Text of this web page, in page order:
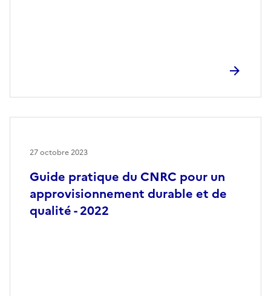
Guide pratique du CNRC pour un
approvisionnement durable et de
qualité - 2022
27 octobre 2023